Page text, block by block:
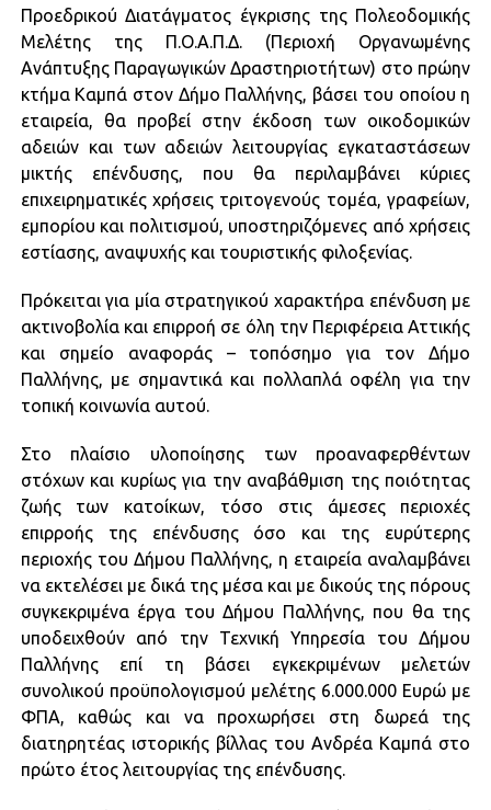
Προεδρικού Διατάγματος έγκρισης της Πολεοδομικής
Μελέτης της Π.Ο.Α.Π.Δ. (Περιοχή Οργανωμένης
Ανάπτυξης Παραγωγικών Δραστηριοτήτων) στο πρώην
κτήμα Καμπά στον Δήμο Παλλήνης, βάσει του οποίου η
εταιρεία, θα προβεί στην έκδοση των οικοδομικών
αδειών και των αδειών λειτουργίας εγκαταστάσεων
μικτής επένδυσης, που θα περιλαμβάνει κύριες
επιχειρηματικές χρήσεις τριτογενούς τομέα, γραφείων,
εμπορίου και πολιτισμού, υποστηριζόμενες από χρήσεις
εστίασης, αναψυχής και τουριστικής φιλοξενίας.
Πρόκειται για μία στρατηγικού χαρακτήρα επένδυση με
ακτινοβολία και επιρροή σε όλη την Περιφέρεια Αττικής
και σημείο αναφοράς – τοπόσημο για τον Δήμο
Παλλήνης, με σημαντικά και πολλαπλά οφέλη για την
τοπική κοινωνία αυτού.
Στο πλαίσιο υλοποίησης των προαναφερθέντων
στόχων και κυρίως για την αναβάθμιση της ποιότητας
ζωής των κατοίκων, τόσο στις άμεσες περιοχές
επιρροής της επένδυσης όσο και της ευρύτερης
περιοχής του Δήμου Παλλήνης, η εταιρεία αναλαμβάνει
να εκτελέσει με δικά της μέσα και με δικούς της πόρους
συγκεκριμένα έργα του Δήμου Παλλήνης, που θα της
υποδειχθούν από την Τεχνική Υπηρεσία του Δήμου
Παλλήνης επί τη βάσει εγκεκριμένων μελετών
συνολικού προϋπολογισμού μελέτης 6.000.000 Ευρώ με
ΦΠΑ, καθώς και να προχωρήσει στη δωρεά της
διατηρητέας ιστορικής βίλλας του Ανδρέα Καμπά στο
πρώτο έτος λειτουργίας της επένδυσης.